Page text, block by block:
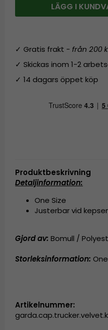
LÄGG I
✓ Gratis frakt -från 200
✓ Skickas inom 1-2
✓ 14 dagars öppet köp
Produktbeskrivning
Detaljinformation:
One Size
Justerbar vid
Gjord av: Bomull /
Storleksinformation:
Artikelnummer: